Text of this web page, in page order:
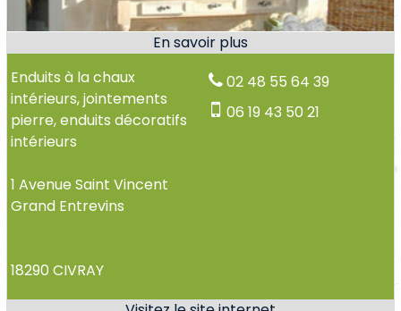
Enduits à la chaux
intérieurs, jointements
pierre, enduits décoratifs
intérieurs
1 Avenue Saint Vincent
Grand Entrevins
18290 CIVRAY
02 48 55 64 39
06 19 43 50 21